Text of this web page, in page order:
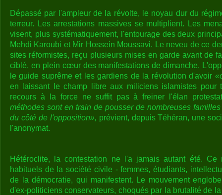
Dépassé par l'ampleur de la révolte, le noyau dur du
terreur. Les arrestations massives se multiplient. Les
visent, plus systématiquement, l'entourage des deux
Mehdi Karoubi et Mir Hossein Moussavi. Le neveu de ce
sites réformistes, reçu plusieurs mises en garde avant de
ciblé, en plein cœur des manifestations de dimanche.
le guide suprême et les gardiens de la révolution d'avoir
en laissant le champ libre aux miliciens islamistes pour
recours à la force ne suffit pas à freiner l'élan
méthodes sont en train de pousser de nombreuses
du côté de l'opposition», prévient, depuis Téhéran, une
l'anonymat.
Hétéroclite, la contestation ne l'a jamais autant été.
habituels de la société civile - femmes, étudiants,
de la démocratie, qui manifestent. Le mouvement
d'ex-politiciens conservateurs, choqués par la brutalité de